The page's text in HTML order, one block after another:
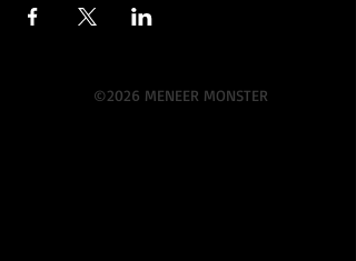
©2026 MENEER MONSTER